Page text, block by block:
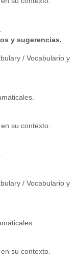
y sugerencias.
/ Vocabulario y
su contexto.
/ Vocabulario y
su contexto.